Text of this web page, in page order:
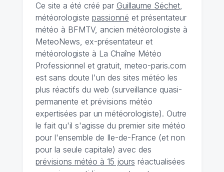
Ce site a été créé par Guillaume Séchet,
météorologiste passionné et présentateur
météo à BFMTV, ancien météorologiste à
MeteoNews, ex-présentateur et
météorologiste à La Chaîne Météo
Professionnel et gratuit, meteo-paris.com
est sans doute l'un des sites météo les
plus réactifs du web (surveillance quasi-
permanente et prévisions météo
expertisées par un météorologiste). Outre
le fait qu'il s'agisse du premier site météo
pour l'ensemble de Ile-de-France (et non
pour la seule capitale) avec des
prévisions météo à 15 jours réactualisées